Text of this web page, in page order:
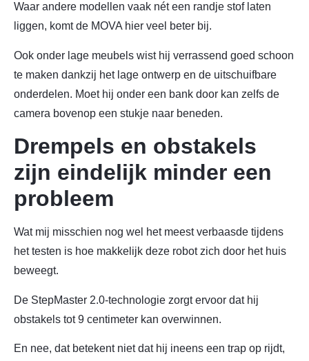
Waar andere modellen vaak nét een randje stof laten
liggen, komt de MOVA hier veel beter bij.
Ook onder lage meubels wist hij verrassend goed schoon
te maken dankzij het lage ontwerp en de uitschuifbare
onderdelen. Moet hij onder een bank door kan zelfs de
camera bovenop een stukje naar beneden.
Drempels en obstakels
zijn eindelijk minder een
probleem
Wat mij misschien nog wel het meest verbaasde tijdens
het testen is hoe makkelijk deze robot zich door het huis
beweegt.
De StepMaster 2.0-technologie zorgt ervoor dat hij
obstakels tot 9 centimeter kan overwinnen.
En nee, dat betekent niet dat hij ineens een trap op rijdt,